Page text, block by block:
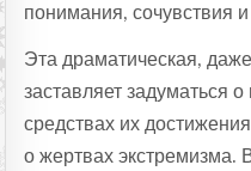
понимания, сочувствия
Эта драматическая,
заставляет задуматься
средствах их
о жертвах экстремизма.